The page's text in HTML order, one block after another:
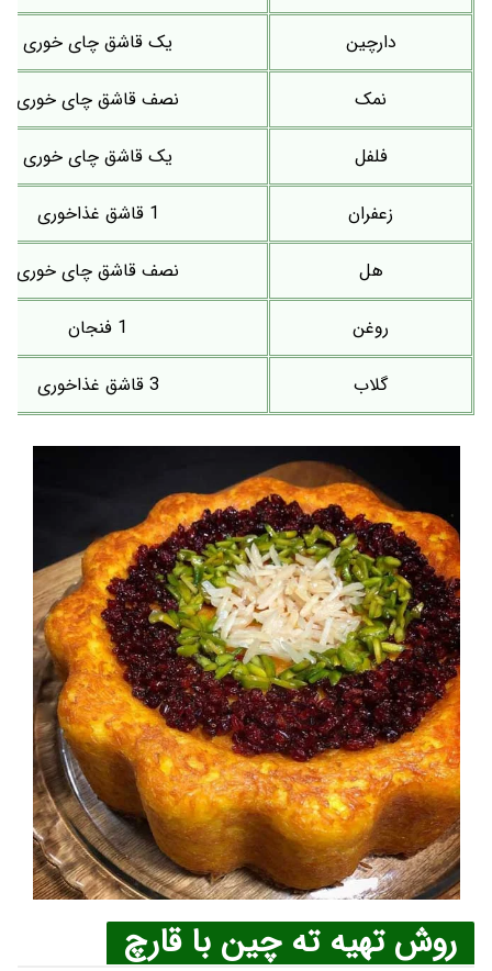
دارچین یک قاشق چای خوری
نمک نصف قاشق چای خوری
فلفل یک قاشق چای خوری
زعفران 1 قاشق غذاخوری
هل نصف قاشق چای خوری
روغن 1 فنجان
گلاب 3 قاشق غذاخوری
روش تهیه ته چین با قارچ